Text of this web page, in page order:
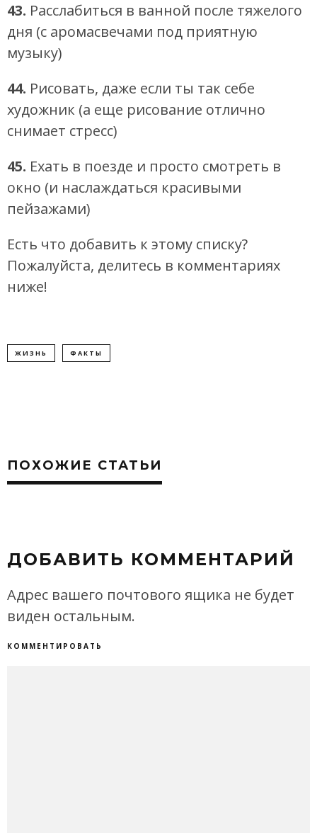
43. Расслабиться в ванной после тяжелого
дня (с аромасвечами под приятную
музыку)
44. Рисовать, даже если ты так себе
художник (а еще рисование отлично
снимает стресс)
45. Ехать в поезде и просто смотреть в
окно (и наслаждаться красивыми
пейзажами)
Есть что добавить к этому списку?
Пожалуйста, делитесь в комментариях
ниже!
ЖИЗНЬ ФАКТЫ
ПОХОЖИЕ СТАТЬИ
ДОБАВИТЬ КОММЕНТАРИЙ
Адрес вашего почтового ящика не будет
виден остальным.
КОММЕНТИРОВАТЬ